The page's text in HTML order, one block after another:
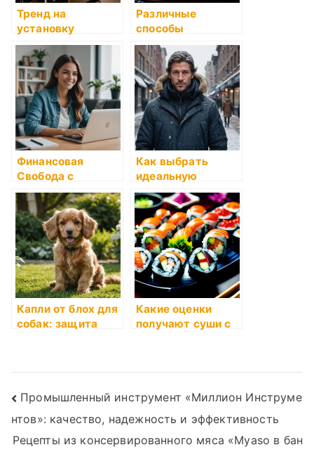
Тренд на
установку
сборных суши-
баров в домашней
атмосфере
Различные
способы
приготовления
риса для суши
Финансовая
Свобода с
TurboZaim: как
быстро и легко
получить займ
онлайн
Как выбрать
идеальную
зимнюю мужскую
куртку
Капли от блох для
собак: защита
Какие оценки
получают суши с
Навигация
по
Промышленный инструмент «Миллион Инструме
нтов»: качество, надежность и эффективность
Рецепты из консервированного мяса «Myaso в бан